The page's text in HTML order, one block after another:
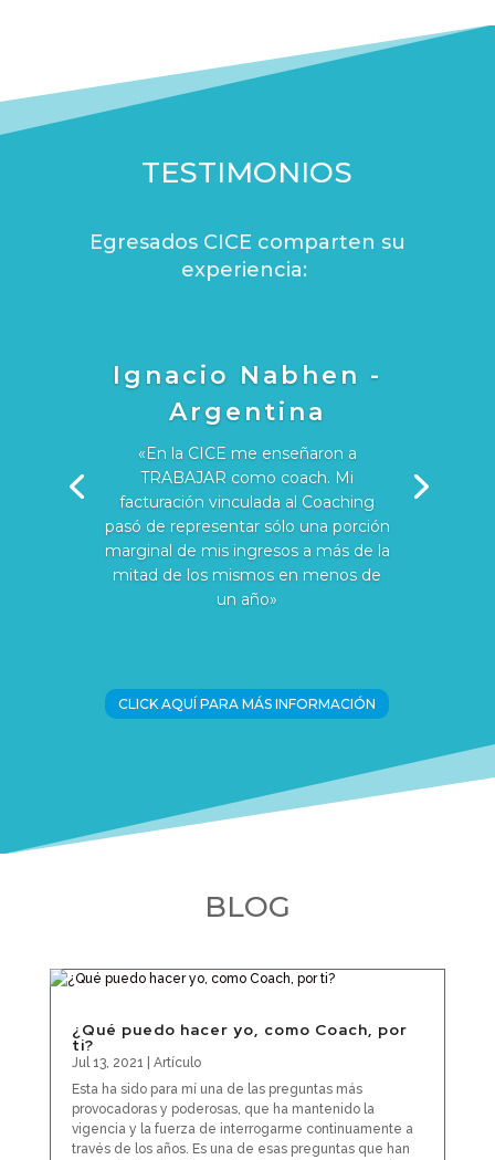
TESTIMONIOS
Egresados CICE comparten su
experiencia:
Ignacio Nabhen -
Argentina
«En la CICE me enseñaron a
TRABAJAR como coach. Mi
facturación vinculada al Coaching
pasó de representar sólo una porción
marginal de mis ingresos a más de la
mitad de los mismos en menos de
un año»
CLICK AQUÍ PARA MÁS INFORMACIÓN
BLOG
¿Qué puedo hacer yo, como Coach, por
ti?
Jul 13, 2021
Artículo
Esta ha sido para mí una de las preguntas más
provocadoras y poderosas, que ha mantenido la
vigencia y la fuerza de interrogarme continuamente a
través de los años. Es una de esas preguntas que han